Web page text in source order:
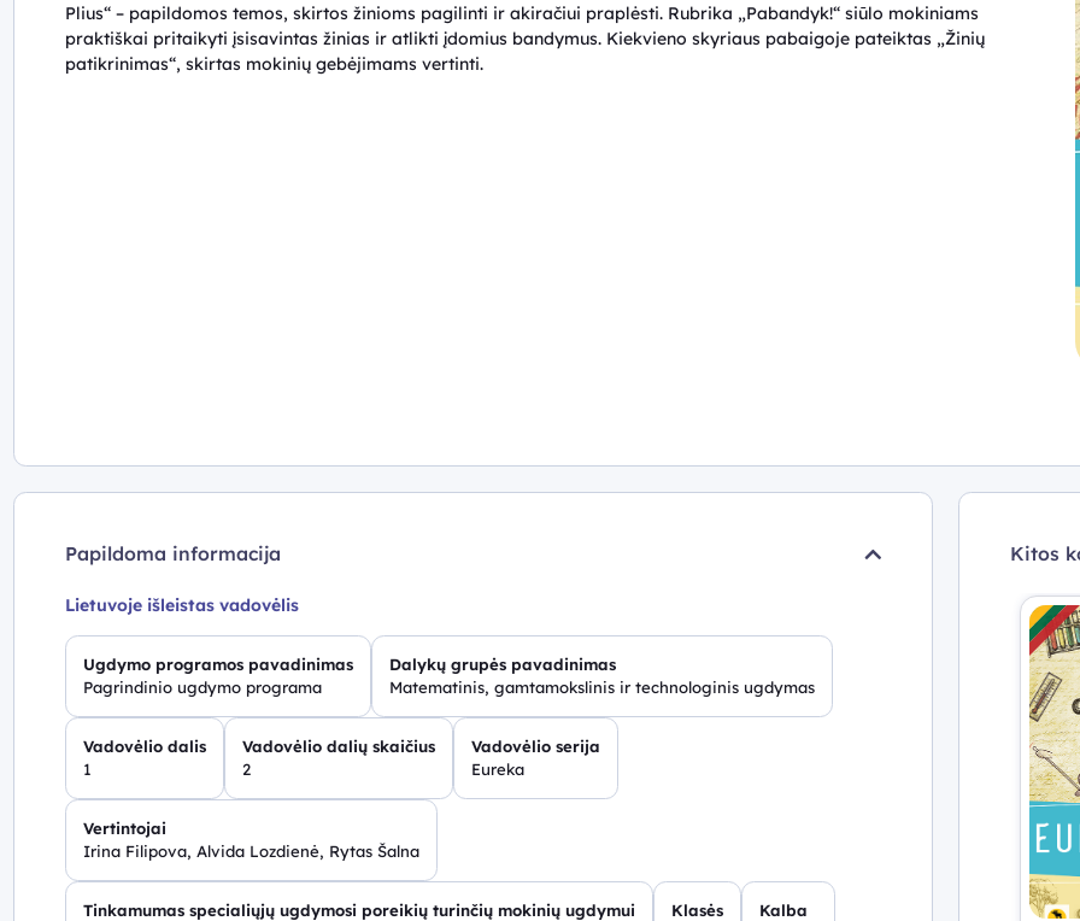
Plius“ – papildomos temos, skirtos žinioms pagilinti ir akiračiui praplėsti. Rubrika „Pabandyk!“ siūlo mokiniams
praktiškai pritaikyti įsisavintas žinias ir atlikti įdomius bandymus. Kiekvieno skyriaus pabaigoje pateiktas „Žinių
patikrinimas“, skirtas mokinių gebėjimams vertinti.
Papildoma informacija
Lietuvoje išleistas vadovėlis
Ugdymo programos pavadinimas
Pagrindinio ugdymo programa
Dalykų grupės pavadinimas
Matematinis, gamtamokslinis ir technologinis ugdymas
Vadovėlio dalis
1
Vadovėlio dalių skaičius
2
Vadovėlio serija
Eureka
Vertintojai
Irina Filipova, Alvida Lozdienė, Rytas Šalna
Tinkamumas specialiųjų ugdymosi poreikių turinčių mokinių ugdymui
Klasės
Kalba
Kitos